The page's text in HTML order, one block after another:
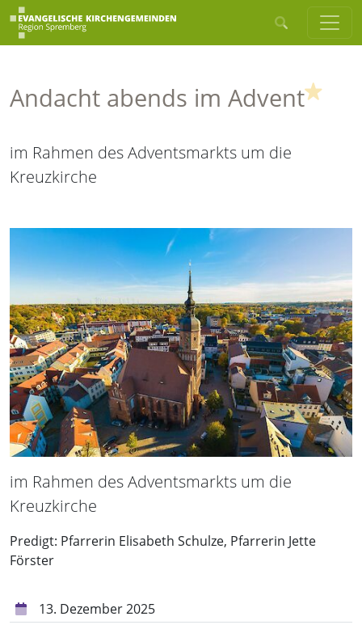
Andacht abends im Advent
im Rahmen des Adventsmarkts um die
Kreuzkirche
im Rahmen des Adventsmarkts um die
Kreuzkirche
Predigt: Pfarrerin Elisabeth Schulze, Pfarrerin Jette
Förster
13. Dezember 2025